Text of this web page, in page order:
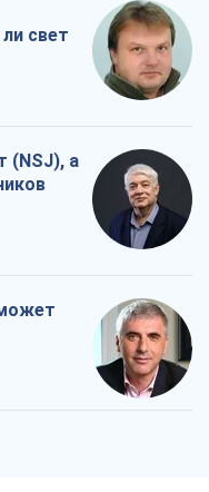
свет
(NSJ), а